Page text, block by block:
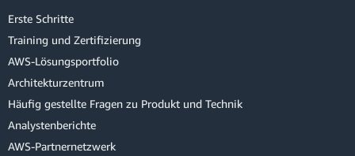
Erste Schritte
Training und Zertifizierung
AWS-Lösungsportfolio
Architekturzentrum
Häufig gestellte Fragen zu Produkt und Technik
Analystenberichte
AWS-Partnernetzwerk